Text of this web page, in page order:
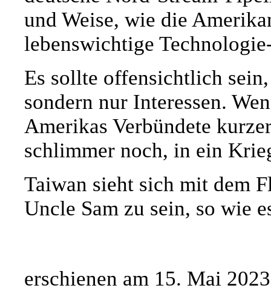
und Weise, wie die
lebenswichtige
Es sollte offensichtlich
sondern nur Interessen.
Amerikas Verbündete
schlimmer noch, in ein
Taiwan sieht sich mit dem
Uncle Sam zu sein, so wie
erschienen am 15. Mai